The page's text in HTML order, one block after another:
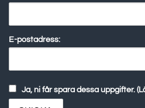
E-postadress:
Ja, ni får spara dessa uppgifter.